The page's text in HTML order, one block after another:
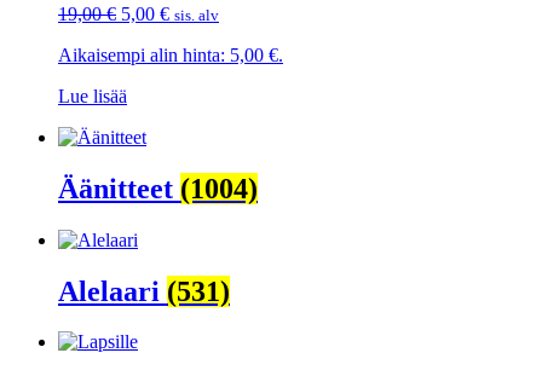
19,00€ Alkuperäinen
oli:
5,00 €Nykyinen
on:
sis. alv
Aikaisempi alin hinta: 5,00 €.
Lue lisää
Äänitteet (1004)
Alelaari (531)